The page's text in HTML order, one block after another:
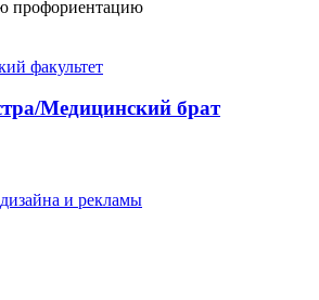
профориентацию
факультет
Медицинский брат
и рекламы